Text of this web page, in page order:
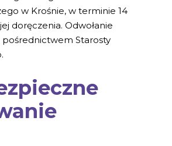
w Krośnie, w terminie 14
doręczenia. Odwołanie
pośrednictwem Starosty